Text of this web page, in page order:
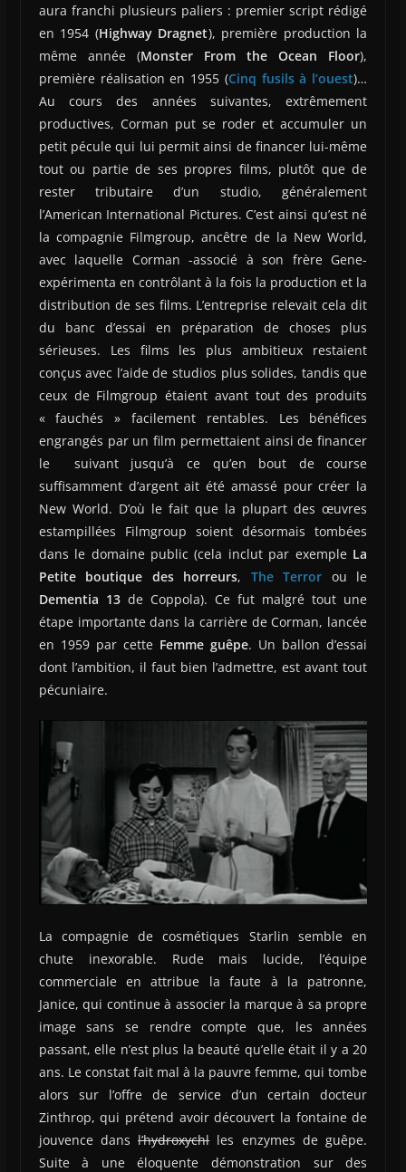
aura franchi plusieurs paliers : premier script rédigé
en 1954 (Highway Dragnet), première production la
même année (Monster From the Ocean Floor),
première réalisation en 1955 (Cinq fusils à l’ouest)…
Au cours des années suivantes, extrêmement
productives, Corman put se roder et accumuler un
petit pécule qui lui permit ainsi de financer lui-même
tout ou partie de ses propres films, plutôt que de
rester tributaire d’un studio, généralement
l’American International Pictures. C’est ainsi qu’est né
la compagnie Filmgroup, ancêtre de la New World,
avec laquelle Corman -associé à son frère Gene-
expérimenta en contrôlant à la fois la production et la
distribution de ses films. L’entreprise relevait cela dit
du banc d’essai en préparation de choses plus
sérieuses. Les films les plus ambitieux restaient
conçus avec l’aide de studios plus solides, tandis que
ceux de Filmgroup étaient avant tout des produits
« fauchés » facilement rentables. Les bénéfices
engrangés par un film permettaient ainsi de financer
le suivant jusqu’à ce qu’en bout de course
suffisamment d’argent ait été amassé pour créer la
New World. D’où le fait que la plupart des œuvres
estampillées Filmgroup soient désormais tombées
dans le domaine public (cela inclut par exemple La
Petite boutique des horreurs, The Terror ou le
Dementia 13de Coppola). Ce fut malgré tout une
étape importante dans la carrière de Corman, lancée
en 1959 par cette Femme guêpe. Un ballon d’essai
dont l’ambition, il faut bien l’admettre, est avant tout
pécuniaire.
La compagnie de cosmétiques Starlin semble en
chute inexorable. Rude mais lucide, l’équipe
commerciale en attribue la faute à la patronne,
Janice, qui continue à associer la marque à sa propre
image sans se rendre compte que, les années
passant, elle n’est plus la beauté qu’elle était il y a 20
ans. Le constat fait mal à la pauvre femme, qui tombe
alors sur l’offre de service d’un certain docteur
Zinthrop, qui prétend avoir découvert la fontaine de
jouvence dansl’hydroxychlles enzymes de guêpe.
Suite à une éloquente démonstration sur des